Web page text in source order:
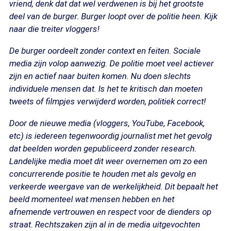
vriend, denk dat dat wel verdwenen is bij het grootste
deel van de burger. Burger loopt over de politie heen. Kijk
naar die treiter vloggers!
De burger oordeelt zonder context en feiten. Sociale
media zijn volop aanwezig. De politie moet veel actiever
zijn en actief naar buiten komen. Nu doen slechts
individuele mensen dat. Is het te kritisch dan moeten
tweets of filmpjes verwijderd worden, politiek correct!
Door de nieuwe media (vloggers, YouTube, Facebook,
etc) is iedereen tegenwoordig journalist met het gevolg
dat beelden worden gepubliceerd zonder research.
Landelijke media moet dit weer overnemen om zo een
concurrerende positie te houden met als gevolg en
verkeerde weergave van de werkelijkheid. Dit bepaalt het
beeld momenteel wat mensen hebben en het
afnemende vertrouwen en respect voor de dienders op
straat. Rechtszaken zijn al in de media uitgevochten